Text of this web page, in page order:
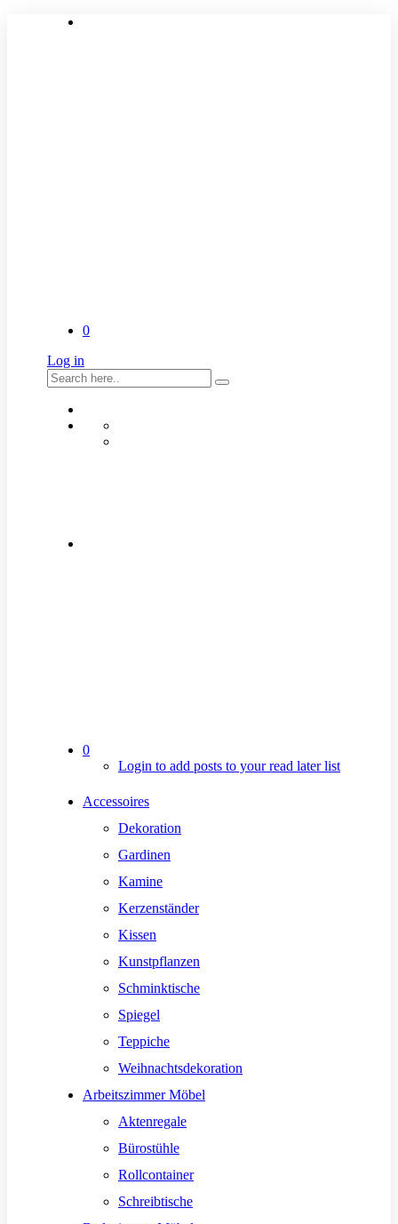
0
Log in
0
Login to add posts to your read later list
Accessoires
Dekoration
Gardinen
Kamine
Kerzenständer
Kissen
Kunstpflanzen
Schminktische
Spiegel
Teppiche
Weihnachtsdekoration
Arbeitszimmer Möbel
Aktenregale
Bürostühle
Rollcontainer
Schreibtische